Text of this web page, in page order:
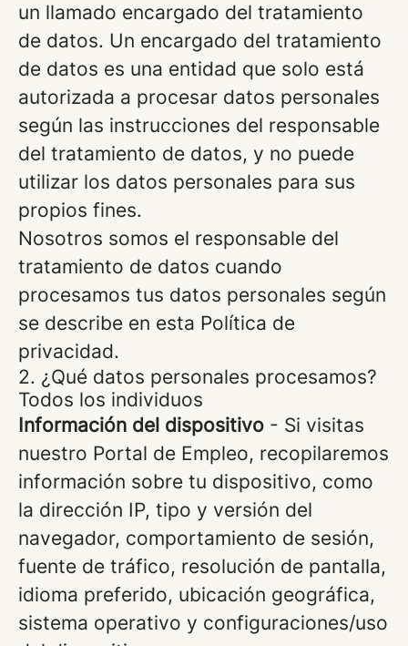
un llamado encargado del tratamiento
de datos. Un encargado del tratamiento
de datos es una entidad que solo está
autorizada a procesar datos personales
según las instrucciones del responsable
del tratamiento de datos, y no puede
utilizar los datos personales para sus
propios fines.
Nosotros somos el responsable del
tratamiento de datos cuando
procesamos tus datos personales según
se describe en esta Política de
privacidad.
2. ¿Qué datos personales procesamos?
Todos los individuos
Información del dispositivo - Si visitas
nuestro Portal de Empleo, recopilaremos
información sobre tu dispositivo, como
la dirección IP, tipo y versión del
navegador, comportamiento de sesión,
fuente de tráfico, resolución de pantalla,
idioma preferido, ubicación geográfica,
sistema operativo y configuraciones/uso